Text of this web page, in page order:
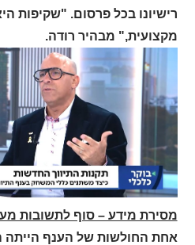
רישיונו בכל פרסום. "שקיפות
מקצועית," מבהיר רודה.
מסירת מידע – סוף לתשובות
אחת החולשות של הענף הייתה